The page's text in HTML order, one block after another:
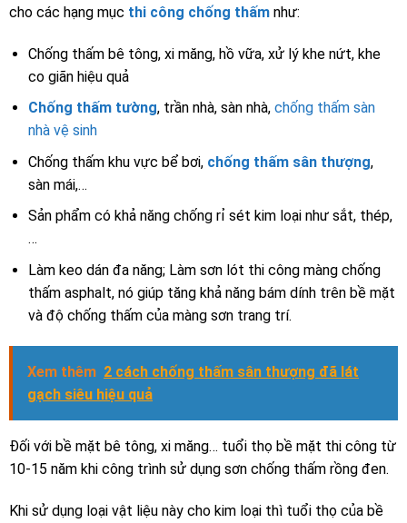
cho các hạng mục thi công chống thấm như:
Chống thấm bê tông, xi măng, hồ vữa, xử lý khe nứt, khe
co giãn hiệu quả
Chống thấm tường, trần nhà, sàn nhà, chống thấm sàn
nhà vệ sinh
Chống thấm khu vực bể bơi, chống thấm sân thượng,
sàn mái,…
Sản phẩm có khả năng chống rỉ sét kim loại như sắt, thép,
…
Làm keo dán đa năng; Làm sơn lót thi công màng chống
thấm asphalt, nó giúp tăng khả năng bám dính trên bề mặt
và độ chống thấm của màng sơn trang trí.
Xem thêm 2 cách chống thấm sân thượng đã lát
gạch siêu hiệu quả
Đối với bề mặt bê tông, xi măng… tuổi thọ bề mặt thi công từ
10-15 năm khi công trình sử dụng sơn chống thấm rồng đen.
Khi sử dụng loại vật liệu này cho kim loại thì tuổi thọ của bề